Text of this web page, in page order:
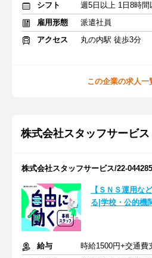
シフト
週5日以上 1日8時間
雇用形態
派遣社員
アクセス
丸の内駅 徒歩3分
この企業の求人一
株式会社スタッフサービス
株式会社スタッフサービス/22-
【ＳＮＳ運用な
る|学校・公的機
給与
時給1500円+交通費